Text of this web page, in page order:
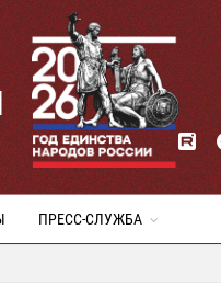
ПРЕСС-СЛУЖБА